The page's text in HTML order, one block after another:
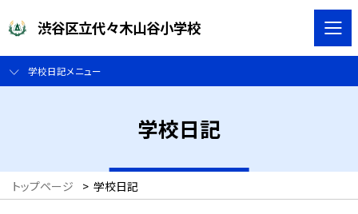
渋谷区立代々木山谷小学校
学校日記メニュー
学校日記
トップページ > 学校日記